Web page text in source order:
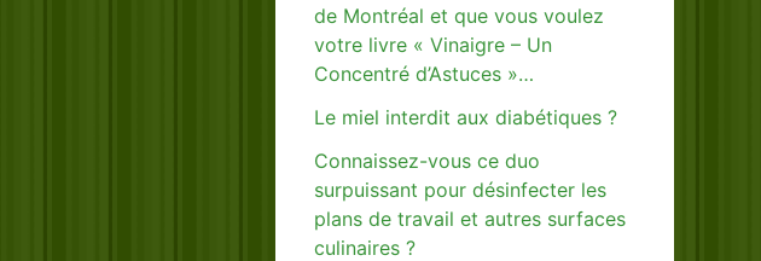
de Montréal et que vous voulez
votre livre « Vinaigre – Un
Concentré d’Astuces »…
Le miel interdit aux diabétiques ?
Connaissez-vous ce duo
surpuissant pour désinfecter les
plans de travail et autres surfaces
culinaires ?